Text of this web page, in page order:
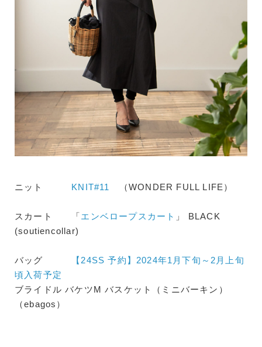
ニット KNIT#11 （WONDER FULL LIFE）
スカート 「エンベロープスカート 」 BLACK
(soutiencollar)
バッグ
【24SS 予約】2024年1月下旬～2月上旬
頃入荷予定
ブライドル バケツM バスケット（ミニバーキン）
（ebagos）